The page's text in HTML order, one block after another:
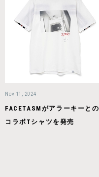
Nov 11, 2024
FACETASMがアラーキーとの
コラボTシャツを発売